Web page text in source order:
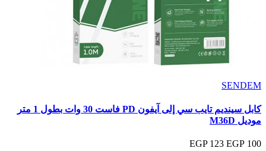
SENDEM
كابل سينديم تايب سي إلى آيفون PD فاست 30 وات بطول 1 متر
موديل M36D
100 EGP
123 EGP